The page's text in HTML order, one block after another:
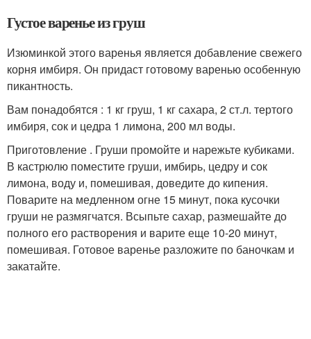
Густое варенье из груш
Изюминкой этого варенья является добавление свежего
корня имбиря. Он придаст готовому варенью особенную
пикантность.
Вам понадобятся : 1 кг груш, 1 кг сахара, 2 ст.л. тертого
имбиря, сок и цедра 1 лимона, 200 мл воды.
Приготовление . Груши промойте и нарежьте кубиками.
В кастрюлю поместите груши, имбирь, цедру и сок
лимона, воду и, помешивая, доведите до кипения.
Поварите на медленном огне 15 минут, пока кусочки
груши не размягчатся. Всыпьте сахар, размешайте до
полного его растворения и варите еще 10-20 минут,
помешивая. Готовое варенье разложите по баночкам и
закатайте.